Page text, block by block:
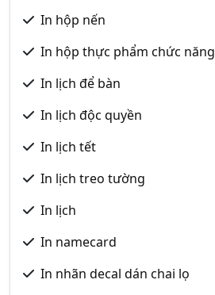
In hộp nến
In hộp thực phẩm chức năng
In lịch để bàn
In lịch độc quyền
In lịch tết
In lịch treo tường
In lịch
In namecard
In nhãn decal dán chai lọ